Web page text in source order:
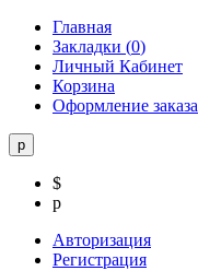
Главная
Закладки (0)
Личный Кабинет
Корзина
Оформление заказа
р
$
р
Авторизация
Регистрация